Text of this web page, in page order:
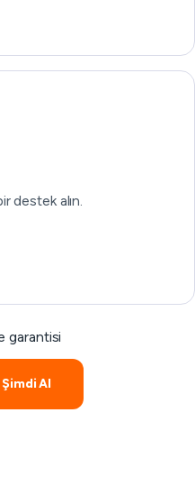
destek alın.
garantisi
Al